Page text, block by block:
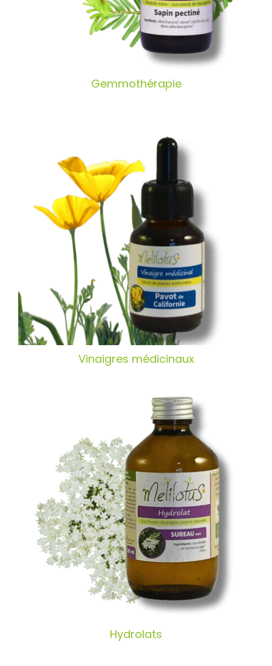
Gemmothérapie
Vinaigres médicinaux
Vinaigres médicinaux
Hydrolats
Hydrolats